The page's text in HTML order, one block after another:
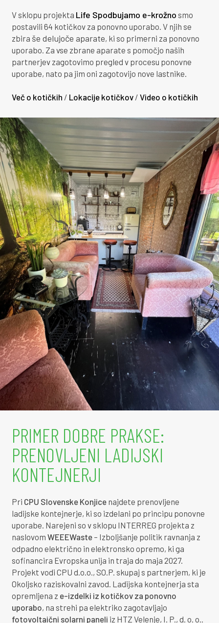
V sklopu projekta Life Spodbujamo e-krožno smo
postavili 64 kotičkov za ponovno uporabo. V njih se
zbira še delujoče aparate, ki so primerni za ponovno
uporabo. Za vse zbrane aparate s pomočjo naših
partnerjev zagotovimo pregled v procesu ponovne
uporabe, nato pa jim oni zagotovijo nove lastnike.
Več o kotičkih / Lokacije kotičkov / Video o kotičkih
PRIMER DOBRE PRAKSE:
PRENOVLJENI LADIJSKI
KONTEJNERJI
Pri CPU Slovenske Konjice najdete prenovljene
ladijske kontejnerje, ki so izdelani po principu ponovne
uporabe. Narejeni so v sklopu INTERREG projekta z
naslovom WEEEWaste – Izboljšanje politik ravnanja z
odpadno električno in elektronsko opremo, ki ga
sofinancira Evropska unija in traja do maja 2027.
Projekt vodi CPU d.o.o., SO.P. skupaj s partnerjem, ki je
Okoljsko raziskovalni zavod. Ladijska kontejnerja sta
opremljena z e-izdelki iz kotičkov za ponovno
uporabo, na strehi pa elektriko zagotavljajo
fotovoltaični solarni paneli iz HTZ Velenje, I. P., d. o. o..
0
0
0
0
0
0
0
1
1
1
1
1
1
1
1
1
1
1
1
1
2
2
3
4
4
6
6
7
8
8
9
0
1
1
2
3
3
4
5
5
6
7
7
8
9
9
0
4
0
6
1
7
3
8
4
0
6
1
7
3
8
4
0
6
1
7
3
8
4
0
6
1
7
8
2
5
8
1
5
8
1
5
8
1
4
8
1
4
7
1
4
7
0
7
0
3
7
0
5
4
2
1
9
8
7
5
4
2
1
9
8
6
5
4
2
1
9
8
5
3
2
0
9